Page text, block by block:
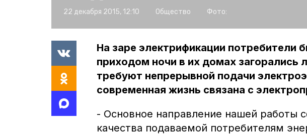
22 декабря 2015, 12:10 Общество Фото:
На заре электрификации потребители
приходом ночи в их домах загорались
требуют непрерывной подачи
современная жизнь связана с
- Основное направление нашей работы
качества подаваемой потребителям